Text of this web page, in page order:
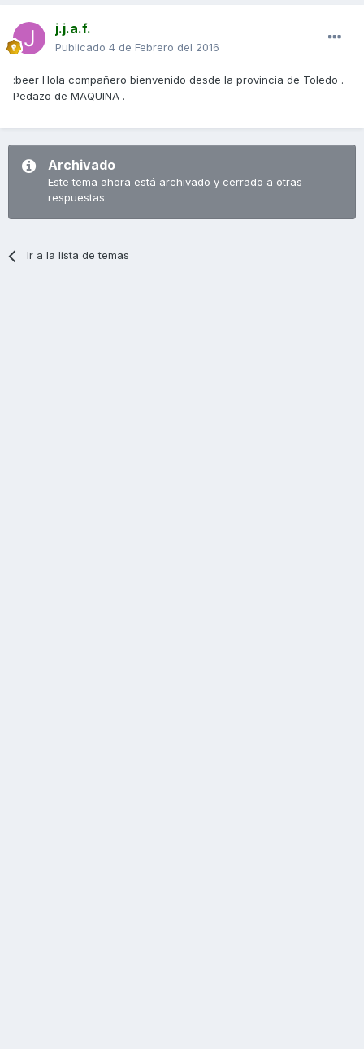
j.j.a.f.
Publicado 4 de Febrero del 2016
:beer Hola compañero bienvenido desde la provincia de Toledo .
Pedazo de MAQUINA .
Archivado
Este tema ahora está archivado y cerrado a otras
respuestas.
Ir a la lista de temas